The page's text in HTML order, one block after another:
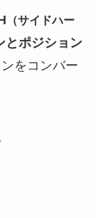
（サイドハー
とポジション
をコンバー